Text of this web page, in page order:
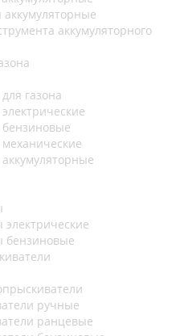
аккумуляторного
газона
электрические
бензиновые
ручные
ранцевые